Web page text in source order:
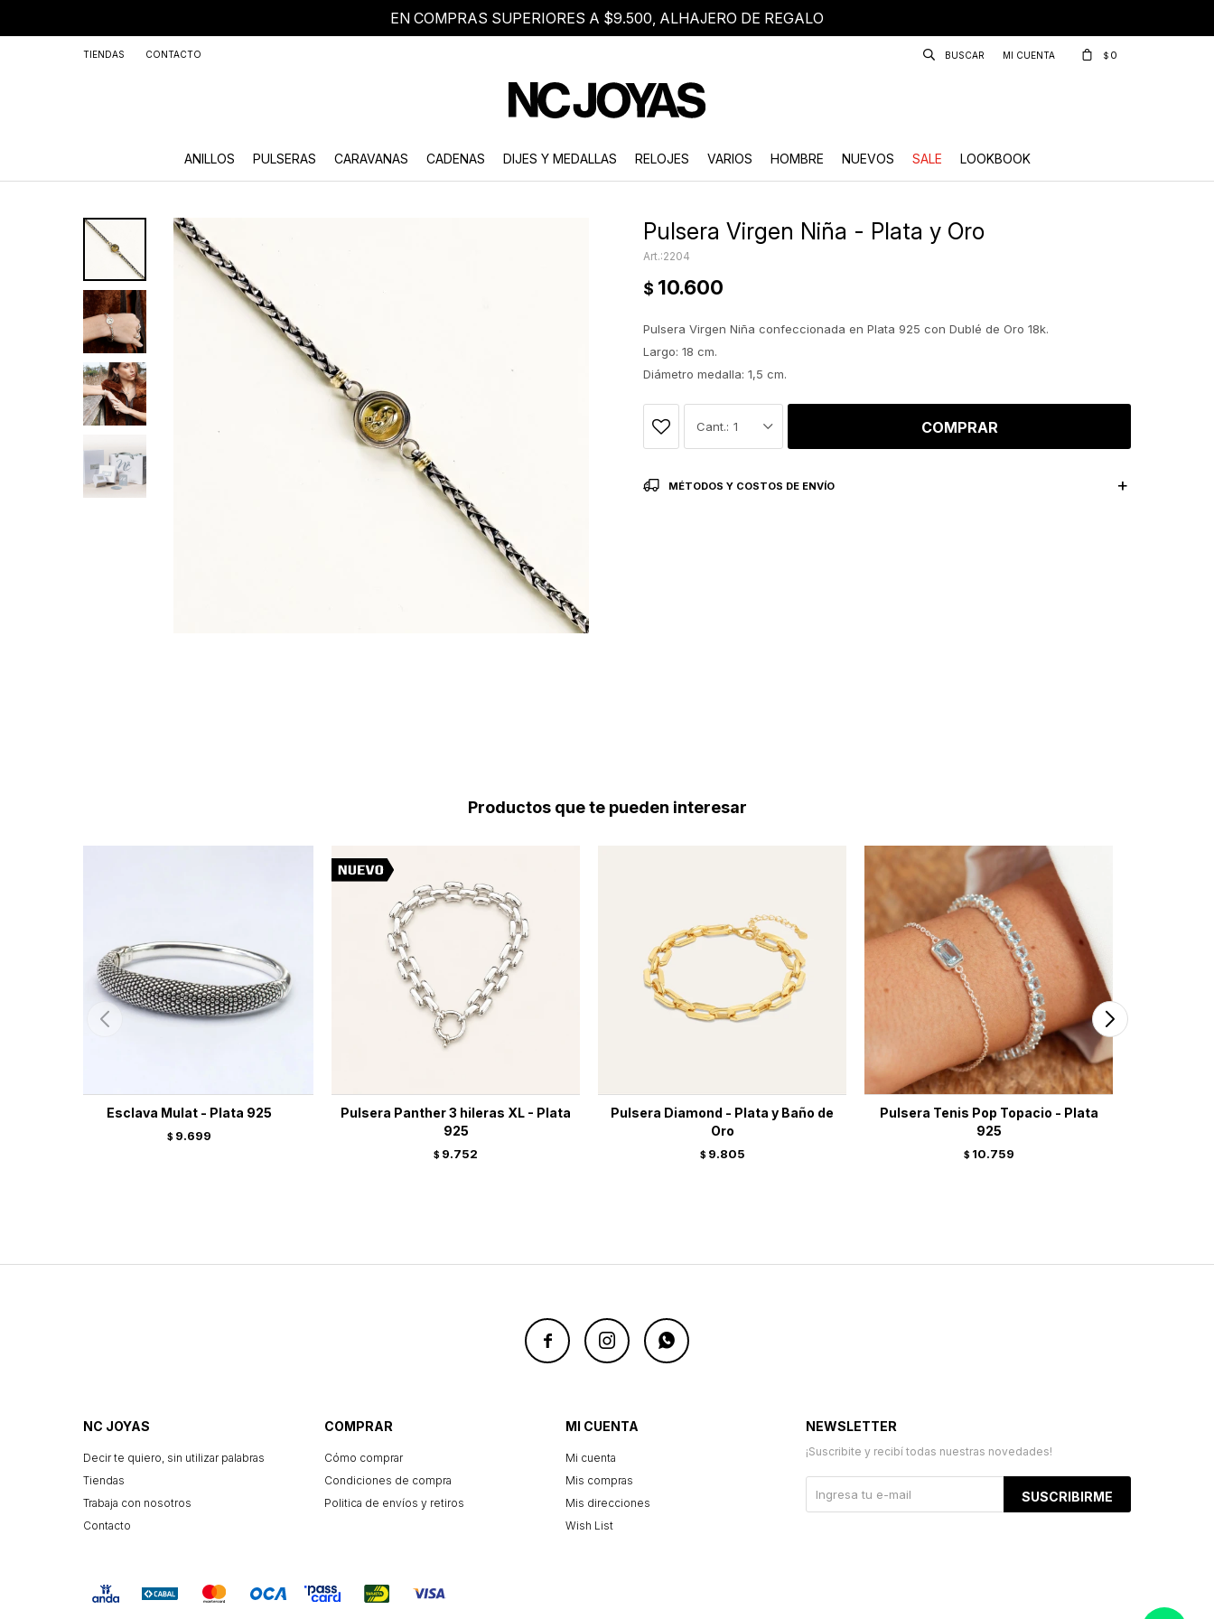
EN COMPRAS SUPERIORES A $9.500, ALHAJERO DE REGALO
ANILLOS PULSERAS CARAVANAS CADENAS DIJES Y MEDALLAS RELOJES VARIOS HOMBRE NUEVOS SALE LOOKBOOK
$ 0
TIENDAS CONTACTO
Pulsera Virgen Niña - Plata y Oro
2204
$ 10.600
Pulsera Virgen Niña confeccionada en Plata 925 con Dublé de Oro 18k.
Largo: 18 cm.
Diámetro medalla: 1,5 cm.
1 COMPRAR
MÉTODOS Y COSTOS DE ENVÍO
Productos que te pueden interesar
Esclava Mulat - Plata 925
$ 9.699
Pulsera Panther 3 hileras XL - Plata
925
$ 9.752
Pulsera Diamond - Plata y Baño de
Oro
$ 9.805
Pulsera Tenis Pop Topacio - Plata
925
$ 10.759
  
NC JOYAS
Decir te quiero, sin utilizar palabras
Tiendas
Trabaja con nosotros
Contacto
COMPRAR
Cómo comprar
Condiciones de compra
Politica de envíos y retiros
MI CUENTA
Mi cuenta
Mis compras
Mis direcciones
Wish List
NEWSLETTER
¡Suscribite y recibí todas nuestras novedades!
SUSCRIBIRME